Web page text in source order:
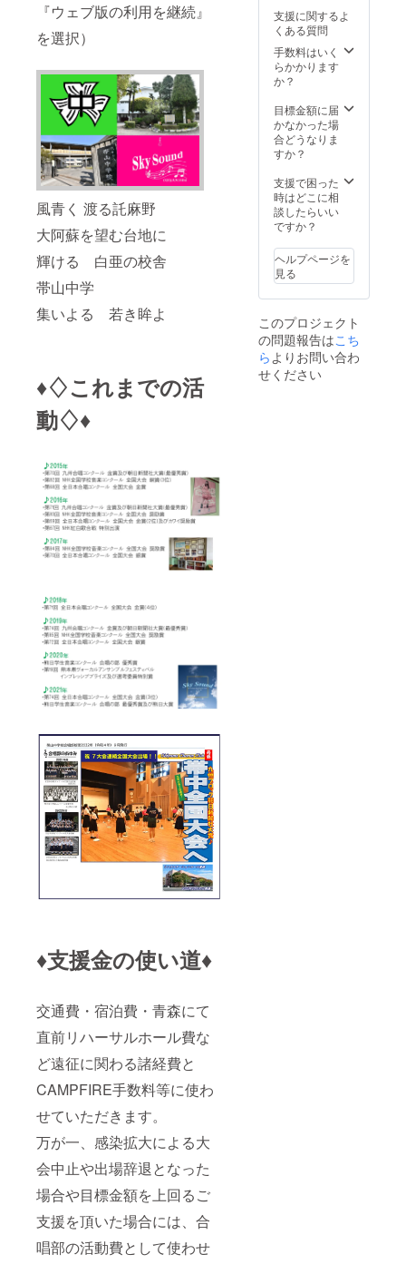
『ウェブ版の利用を継続』
を選択）
風青く 渡る託麻野
大阿蘇を望む台地に
輝ける 白亜の校舎
帯山中学
集いよる 若き眸よ
♦♢これまでの活
動♢♦
♦支援金の使い道♦
交通費・宿泊費・青森にて
直前リハーサルホール費な
ど遠征に関わる諸経費と
CAMPFIRE手数料等に使わ
せていただきます。
万が一、感染拡大による大
会中止や出場辞退となった
場合や目標金額を上回るご
支援を頂いた場合には、合
唱部の活動費として使わせ
させて
いただ
きま
す。 ※
備考欄
ず、ご
紹介す
る「お
名前」
名」
「団体
名」
「ロ
ご入力
くださ
いま
せ。ご
容がそ
のまま
表示さ
れます
ので、
支援に関するよ
くある質問
手数料はいく
らかかります
か？
目標金額に届
かなかった場
合どうなりま
すか？
支援で困った
時はどこに相
談したらいい
ですか？
ヘルプページを
見る
このプロジェクト
の問題報告はこち
ら よりお問い合わ
せください